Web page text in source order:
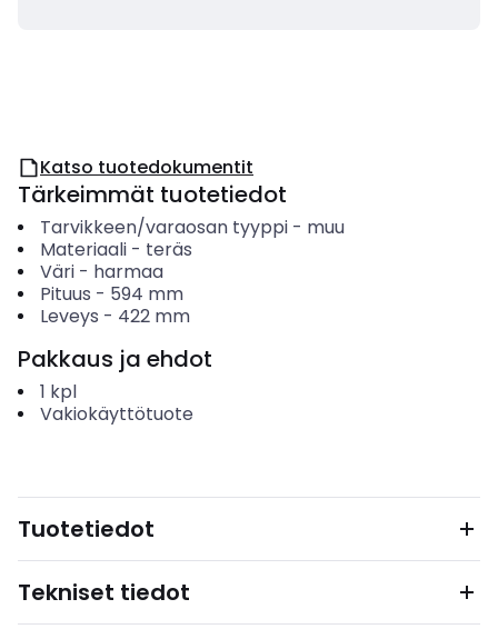
Katso tuotedokumentit
Tärkeimmät tuotetiedot
Tarvikkeen/varaosan tyyppi- muu
Materiaali- teräs
Väri- harmaa
Pituus - 594 mm
Leveys - 422 mm
Pakkaus ja ehdot
1 kpl
Vakiokäyttötuote
Tuotetiedot
Tekniset tiedot